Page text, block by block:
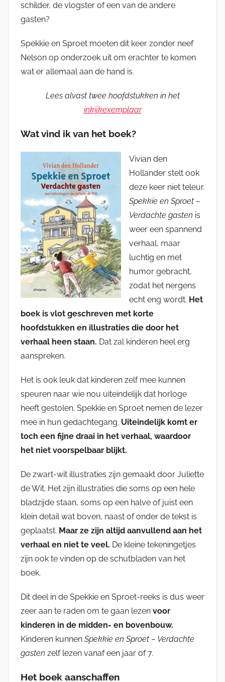
schilder, de vlogster of een van de andere
gasten?
Spekkie en Sproet moeten dit keer zonder neef
Nelson op onderzoek uit om erachter te komen
wat er allemaal aan de hand is.
Lees alvast twee hoofdstukken in het
inkijkexemplaar
Wat vind ik van het boek?
Vivian den
Hollander stelt ook
deze keer niet teleur.
Spekkie en Sproet –
Verdachte gasten is
weer een spannend
verhaal, maar
luchtig en met
humor gebracht,
zodat het nergens
echt eng wordt. Het
boek is vlot geschreven met korte
hoofdstukken en illustraties die door het
verhaal heen staan. Dat zal kinderen heel erg
aanspreken.
Het is ook leuk dat kinderen zelf mee kunnen
speuren naar wie nou uiteindelijk dat horloge
heeft gestolen. Spekkie en Sproet nemen de lezer
mee in hun gedachtegang. Uiteindelijk komt er
toch een fijne draai in het verhaal, waardoor
het niet voorspelbaar blijkt.
De zwart-wit illustraties zijn gemaakt door Juliette
de Wit. Het zijn illustraties die soms op een hele
bladzijde staan, soms op een halve of juist een
klein detail wat boven, naast of onder de tekst is
geplaatst. Maar ze zijn altijd aanvullend aan het
verhaal en niet te veel. De kleine tekeningetjes
zijn ook te vinden op de schutbladen van het
boek.
Dit deel in de Spekkie en Sproet-reeks is dus weer
zeer aan te raden om te gaan lezen voor
kinderen in de midden- en bovenbouw.
Kinderen kunnen Spekkie en Sproet – Verdachte
gasten zelf lezen vanaf een jaar of 7.
Het boek aanschaffen